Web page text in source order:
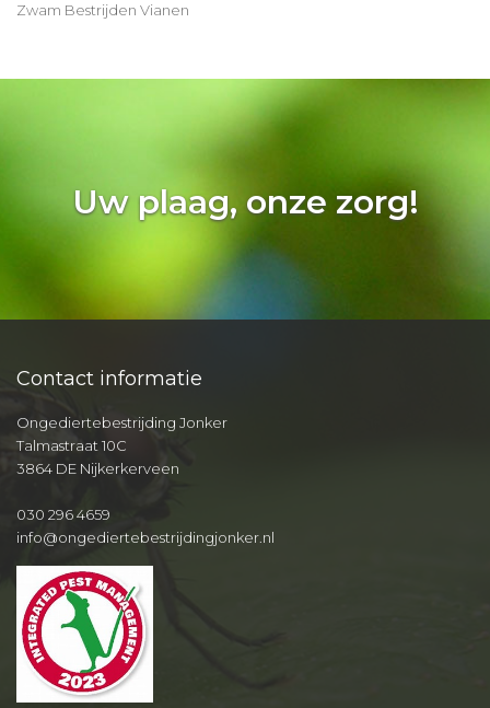
Zwam Bestrijden Vianen
Uw plaag, onze zorg!
Contact informatie
Ongediertebestrijding Jonker
Talmastraat 10C
3864 DE Nijkerkerveen
030 296 4659
info@ongediertebestrijdingjonker.nl